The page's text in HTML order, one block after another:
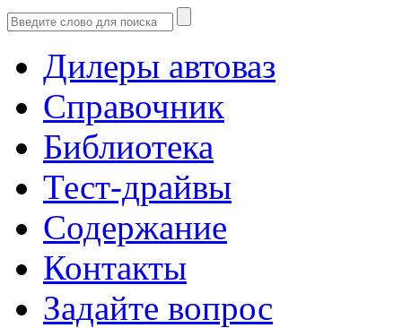
Дилеры автоваз
Справочник
Библиотека
Тест-драйвы
Содержание
Контакты
Задайте вопрос